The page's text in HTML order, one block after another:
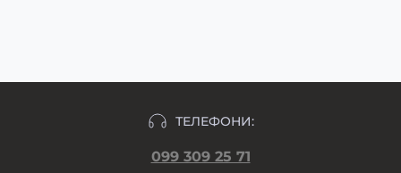
ТЕЛЕФОНИ:
099 309 25 71